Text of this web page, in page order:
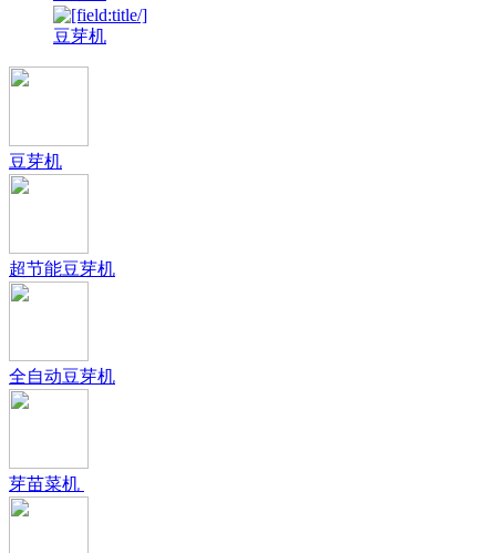
豆芽机
豆芽机
超节能豆芽机
全自动豆芽机
芽苗菜机